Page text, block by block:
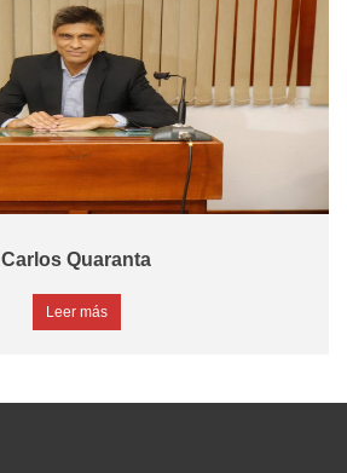
Carlos Quaranta
Leer más